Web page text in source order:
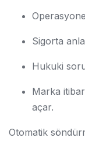
Sigorta
Hukuki
Marka
açar.
Otomatik